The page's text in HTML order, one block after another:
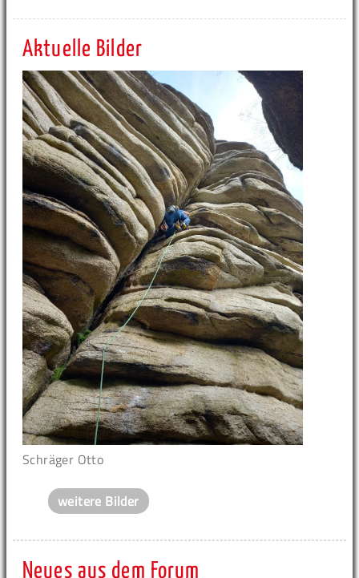
Aktuelle Bilder
Schräger Otto
weitere Bilder
Neues aus dem Forum